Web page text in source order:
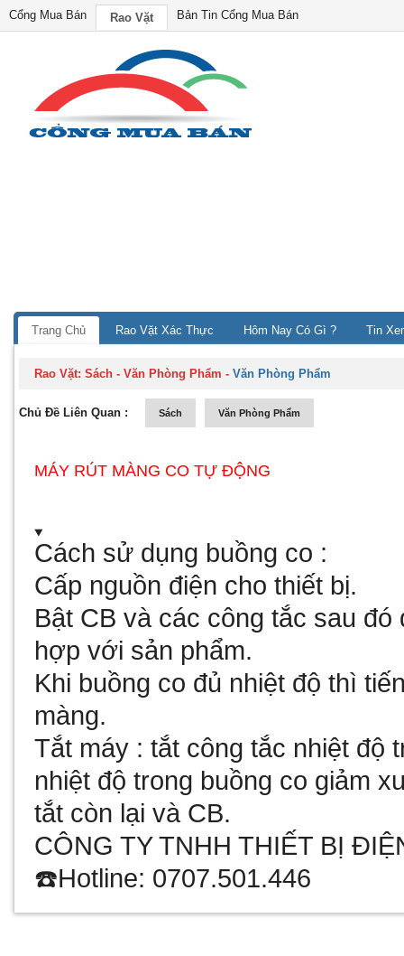
Cổng Mua Bán Rao Vặt Bản Tin Cổng Mua Bán
Trang Chủ Rao Vặt Xác Thực Hôm Nay Có Gì ? Tin
Rao Vặt:Sách - Văn Phòng Phẩm -Văn Phòng Phẩm
Chủ Đề Liên Quan : Sách Văn Phòng Phẩm
MÁY RÚT MÀNG CO TỰ ĐỘNG
Cách sử dụng buồng co :
Cấp nguồn điện cho thiết bị.
Bật CB và các công tắc sau
hợp với sản phẩm.
Khi buồng co đủ nhiệt độ thì
màng.
Tắt máy : tắt công tắc nhiệt độ
nhiệt độ trong buồng co giảm
tắt còn lại và CB.
CÔNG TY TNHH THIẾT BỊ
☎️Hotline: 0707.501.446